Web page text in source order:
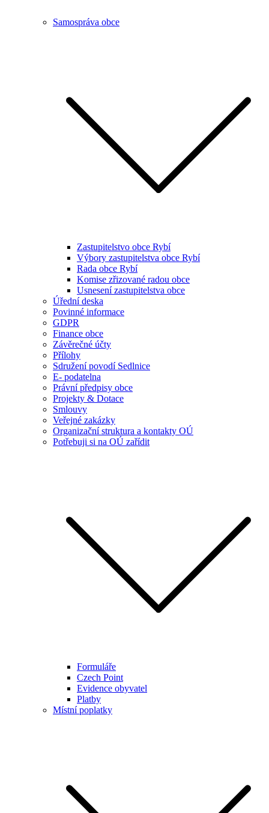
Samospráva obce
Zastupitelstvo obce Rybí
Výbory zastupitelstva obce Rybí
Rada obce Rybí
Komise zřizované radou obce
Usnesení zastupitelstva obce
Úřední deska
Povinné informace
GDPR
Finance obce
Závěrečné účty
Přílohy
Sdružení povodí Sedlnice
E- podatelna
Právní předpisy obce
Projekty & Dotace
Smlouvy
Veřejné zakázky
Organizační struktura a kontakty OÚ
Potřebuji si na OÚ zařídit
Formuláře
Czech Point
Evidence obyvatel
Platby
Místní poplatky